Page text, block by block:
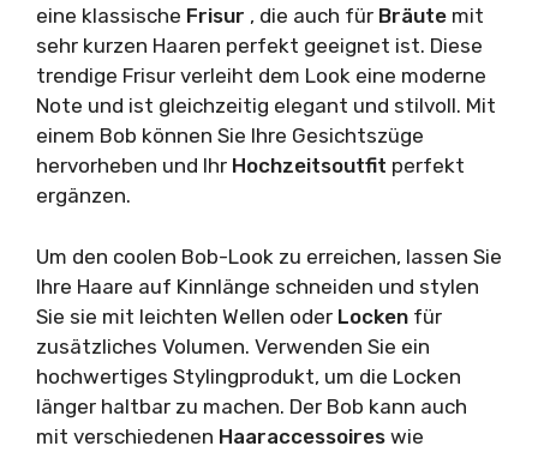
eine klassische Frisur , die auch für Bräute mit
sehr kurzen Haaren perfekt geeignet ist. Diese
trendige Frisur verleiht dem Look eine moderne
Note und ist gleichzeitig elegant und stilvoll. Mit
einem Bob können Sie Ihre Gesichtszüge
hervorheben und Ihr Hochzeitsoutfit perfekt
ergänzen.
Um den coolen Bob-Look zu erreichen, lassen Sie
Ihre Haare auf Kinnlänge schneiden und stylen
Sie sie mit leichten Wellen oder Locken für
zusätzliches Volumen. Verwenden Sie ein
hochwertiges Stylingprodukt, um die Locken
länger haltbar zu machen. Der Bob kann auch
mit verschiedenen Haaraccessoires wie